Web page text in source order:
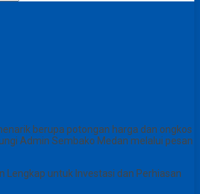
berupa potongan harga dan ongkos
Admin Sembako Medan melalui pesan
Lengkap untuk Investasi dan Perhiasan